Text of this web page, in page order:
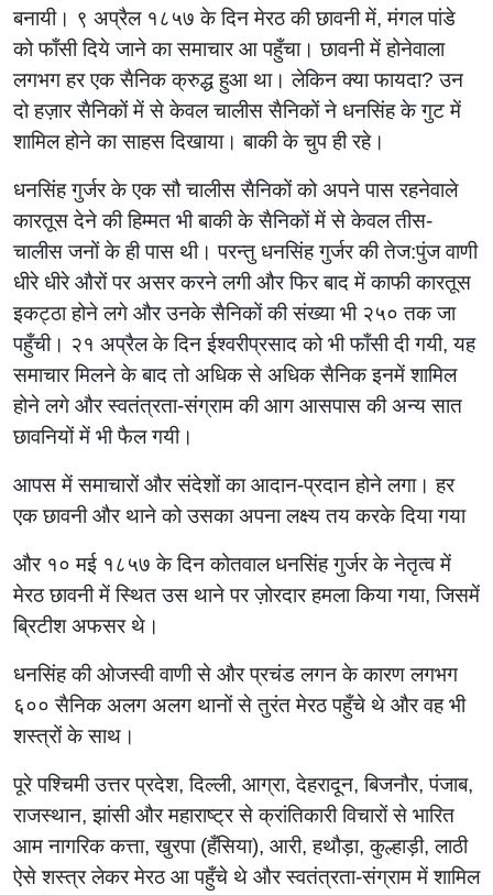
बनायी। ९ अप्रैल १८५७ के दिन मेरठ की छावनी में, मंगल पांडे
को फाँसी दिये जाने का समाचार आ पहुँचा। छावनी में होनेवाला
लगभग हर एक सैनिक क्रुद्ध हुआ था। लेकिन क्या फायदा? उन
दो हज़ार सैनिकों में से केवल चालीस सैनिकों ने धनसिंह के गुट में
शामिल होने का साहस दिखाया। बाकी के चुप ही रहे।
धनसिंह गुर्जर के एक सौ चालीस सैनिकों को अपने पास रहनेवाले
कारतूस देने की हिम्मत भी बाकी के सैनिकों में से केवल तीस-
चालीस जनों के ही पास थी। परन्तु धनसिंह गुर्जर की तेज:पुंज वाणी
धीरे धीरे औरों पर असर करने लगी और फिर बाद में काफी कारतूस
इकट्ठा होने लगे और उनके सैनिकों की संख्या भी २५० तक जा
पहुँची। २१ अप्रैल के दिन ईश्वरीप्रसाद को भी फाँसी दी गयी, यह
समाचार मिलने के बाद तो अधिक से अधिक सैनिक इनमें शामिल
होने लगे और स्वतंत्रता-संग्राम की आग आसपास की अन्य सात
छावनियों में भी फैल गयी।
आपस में समाचारों और संदेशों का आदान-प्रदान होने लगा। हर
एक छावनी और थाने को उसका अपना लक्ष्य तय करके दिया गया
और १० मई १८५७ के दिन कोतवाल धनसिंह गुर्जर के नेतृत्व में
मेरठ छावनी में स्थित उस थाने पर ज़ोरदार हमला किया गया, जिसमें
ब्रिटीश अफसर थे।
धनसिंह की ओजस्वी वाणी से और प्रचंड लगन के कारण लगभग
६०० सैनिक अलग अलग थानों से तुरंत मेरठ पहुँचे थे और वह भी
शस्त्रों के साथ।
पूरे पश्चिमी उत्तर प्रदेश, दिल्ली, आग्रा, देहरादून, बिजनौर, पंजाब,
राजस्थान, झांसी और महाराष्ट्र से क्रांतिकारी विचारों से भारित
आम नागरिक कत्ता, खुरपा (हँसिया), आरी, हथौड़ा, कुल्हाड़ी, लाठी
ऐसे शस्त्र लेकर मेरठ आ पहुँचे थे और स्वतंत्रता-संग्राम में शामिल